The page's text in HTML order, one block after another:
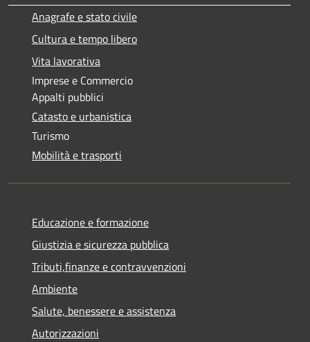
Anagrafe e stato civile
Cultura e tempo libero
Vita lavorativa
Imprese e Commercio
Appalti pubblici
Catasto e urbanistica
Turismo
Mobilità e trasporti
Educazione e formazione
Giustizia e sicurezza pubblica
Tributi,finanze e contravvenzioni
Ambiente
Salute, benessere e assistenza
Autorizzazioni